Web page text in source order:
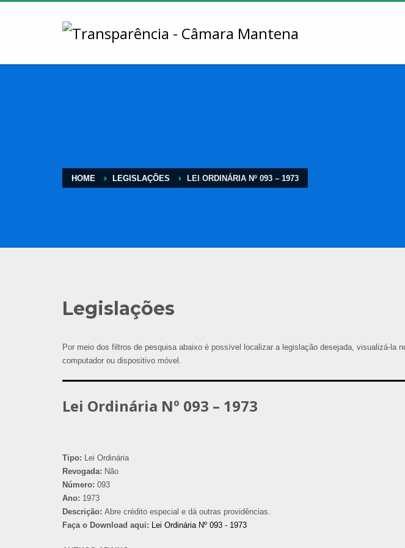
HOME LEGISLAÇÕES LEI ORDINÁRIA Nº 093 – 1973
Legislações
Por meio dos filtros de pesquisa abaixo é possível localizar a legislação desejada, visualizá-la
computador ou dispositivo móvel.
Lei Ordinária Nº 093 – 1973
Tipo: Lei Ordinária
Revogada: Não
Número: 093
Ano: 1973
Descrição: Abre crédito especial e dá outras providências.
Faça o Download aqui: Lei Ordinária Nº 093 - 1973